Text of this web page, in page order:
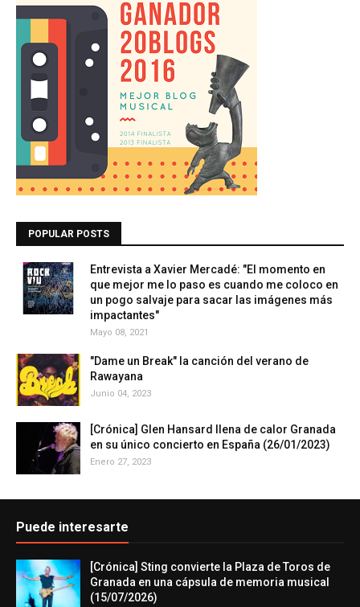
POPULAR POSTS
Entrevista a Xavier Mercadé: "El momento en
que mejor me lo paso es cuando me coloco en
un pogo salvaje para sacar las imágenes más
impactantes"
Mayo 08, 2021
"Dame un Break" la canción del verano de
Rawayana
Junio 04, 2023
[Crónica] Glen Hansard llena de calor Granada
en su único concierto en España (26/01/2023)
Enero 27, 2023
Puede interesarte
[Crónica] Sting convierte la Plaza de Toros de
Granada en una cápsula de memoria musical
(15/07/2026)